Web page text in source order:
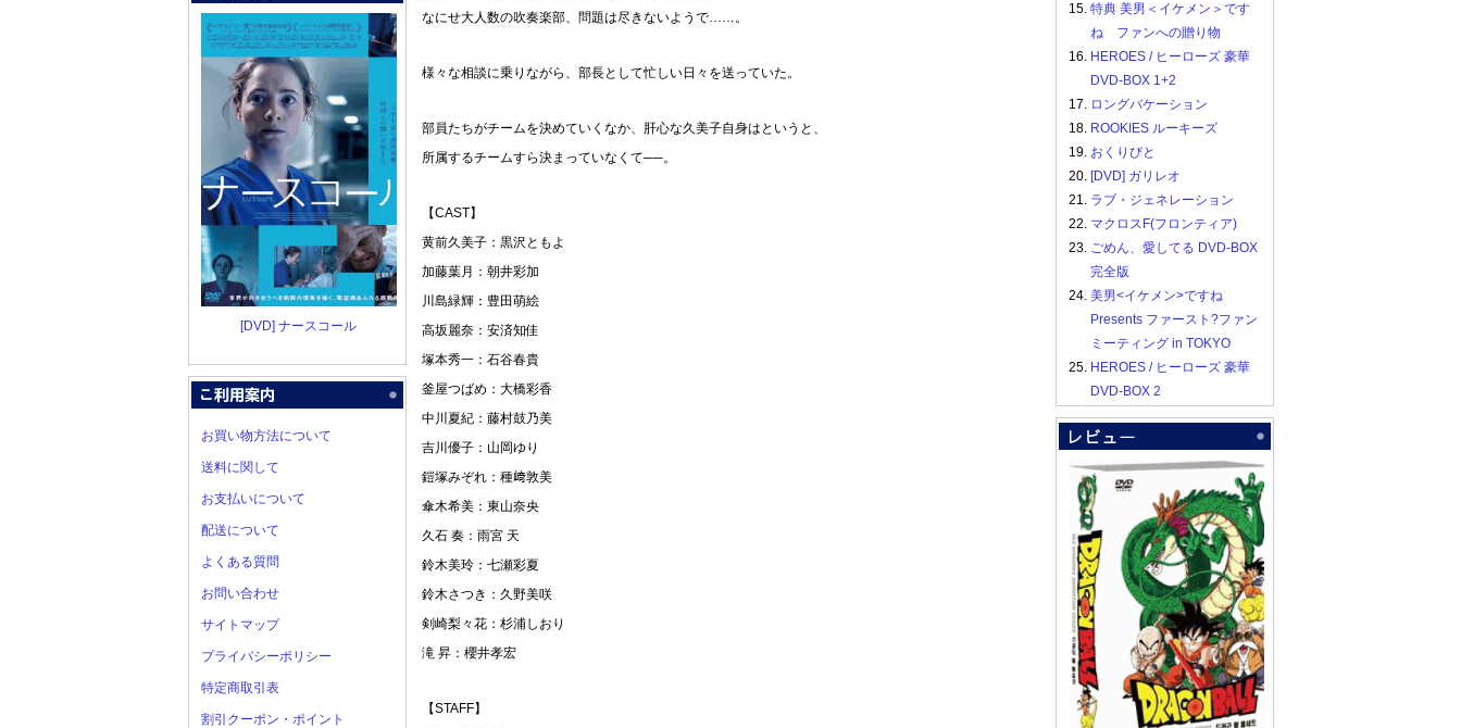
[DVD] ナースコール
お買い物方法について
送料に関して
お支払いについて
配送について
よくある質問
お問い合わせ
サイトマップ
プライバシーポリシー
特定商取引表
割引クーポン・ポイント
なにせ大人数の吹奏楽部、問題は尽きないようで……。
様々な相談に乗りながら、部長として忙しい日々を送っていた。
部員たちがチームを決めていくなか、肝心な久美子自身はというと、
所属するチームすら決まっていなくて──。
【CAST】
黄前久美子：黒沢ともよ
加藤葉月：朝井彩加
川島緑輝：豊田萌絵
高坂麗奈：安済知佳
塚本秀一：石谷春貴
釜屋つばめ：大橋彩香
中川夏紀：藤村鼓乃美
吉川優子：山岡ゆり
鎧塚みぞれ：種﨑敦美
傘木希美：東山奈央
久石 奏：雨宮 天
鈴木美玲：七瀬彩夏
鈴木さつき：久野美咲
剣崎梨々花：杉浦しおり
滝 昇：櫻井孝宏
【STAFF】
15. 特典 美男＜イケメン＞です
ね ファンへの贈り物
16. HEROES / ヒーローズ 豪華
DVD-BOX 1+2
17. ロングバケーション
18. ROOKIES ルーキーズ
19. おくりびと
20. [DVD] ガリレオ
21. ラブ・ジェネレーション
22. マクロスF(フロンティア)
23. ごめん、愛してる DVD-BOX
完全版
24. 美男<イケメン>ですね
Presents ファースト?ファン
ミーティング in TOKYO
25. HEROES / ヒーローズ 豪華
DVD-BOX 2